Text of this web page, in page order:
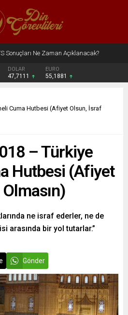
Ne Zaman?
DOLAR
47,7111
EURO
55,1881
Cuma Hutbesi (Afiyet Olsun, İsraf
– Türkiye
Hutbesi (Afiyet
ne israf ederler, ne de
arasında bir yol tutarlar.”
Gönder